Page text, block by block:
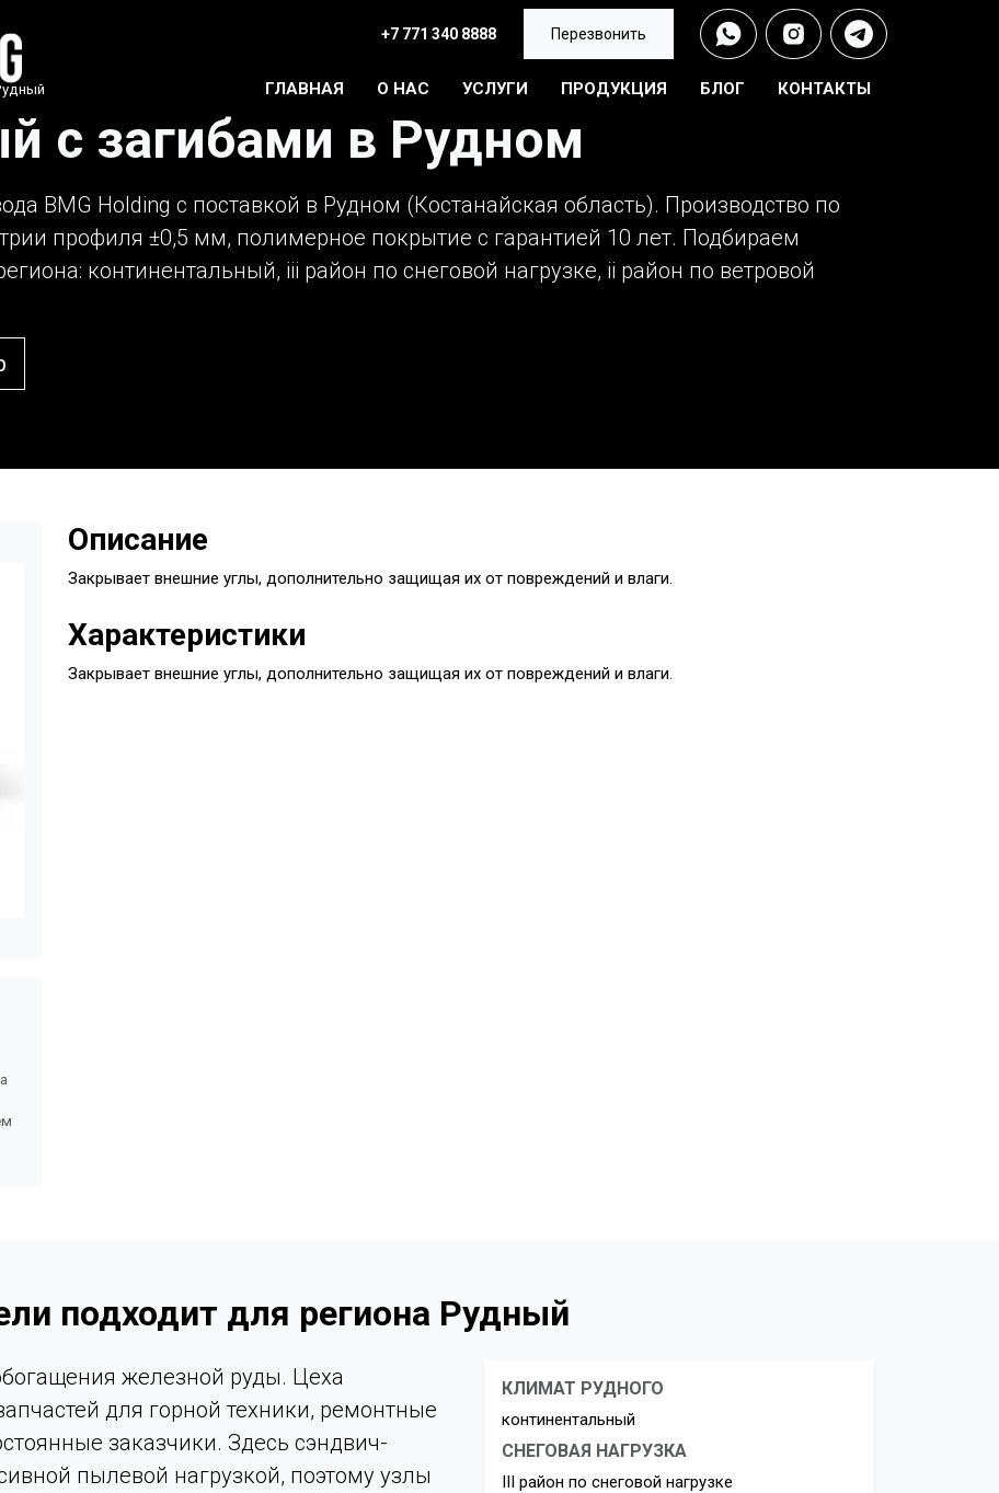
+7 771 340 8888 Перезвонить
ГЛАВНАЯ О НАС УСЛУГИ ПРОДУКЦИЯ БЛОГ КОНТАКТЫ
с загибами в Рудном
BMG Holding с поставкой в Рудном (Костанайская область). Производство по
профиля ±0,5 мм, полимерное покрытие с гарантией 10 лет. Подбираем
континентальный, iii район по снеговой нагрузке, ii район по ветровой
Описание
Закрывает внешние углы, дополнительно защищая их от повреждений и влаги.
Характеристики
Закрывает внешние углы, дополнительно защищая их от повреждений и влаги.
подходит для региона Рудный
железной руды. Цеха
для горной техники, ремонтные
заказчики. Здесь сэндвич-
пылевой нагрузкой, поэтому узлы
КЛИМАТ РУДНОГО
континентальный
СНЕГОВАЯ НАГРУЗКА
III район по снеговой нагрузке